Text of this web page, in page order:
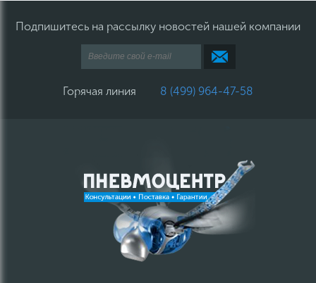
Подпишитесь на рассылку новостей нашей компании
Горячая линия 8 (499) 964-47-58